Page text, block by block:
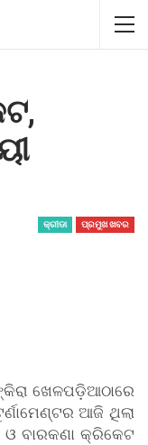
କ୍ରୀଡା ପ୍ରମୁଖ ଖବର
ଖେଳପଡ଼ିଆଠାରେ
ଆଜି ଥିଲା
ବାରକଣା କ୍ରିକେଟ